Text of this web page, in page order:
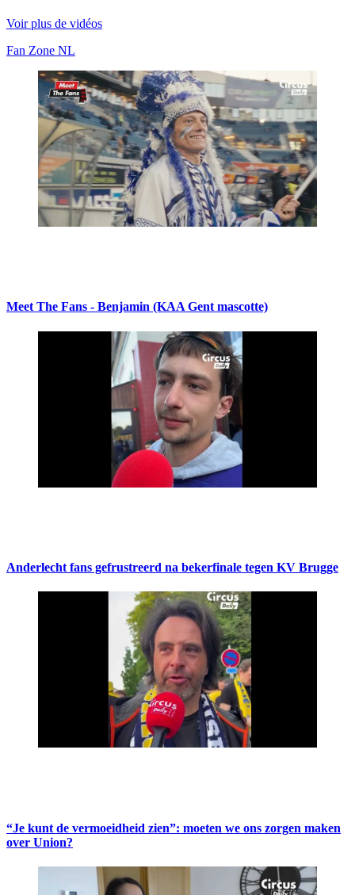
Voir plus de vidéos
Fan Zone NL
Meet The Fans - Benjamin (KAA Gent mascotte)
Anderlecht fans gefrustreerd na bekerfinale tegen KV Brugge
“Je kunt de vermoeidheid zien”: moeten we ons zorgen maken
over Union?